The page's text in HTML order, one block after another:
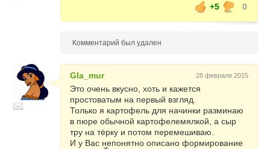
+5
0
Комментарий был удален
Gla_mur 28 февраля 2015
Это очень вкусно, хоть и кажется
простоватым на первый взгляд.
Только я картофель для начинки разминаю
в пюре обычной картофелемялкой, а сыр
тру на тёрку и потом перемешиваю.
И у Вас непонятно описано формирование